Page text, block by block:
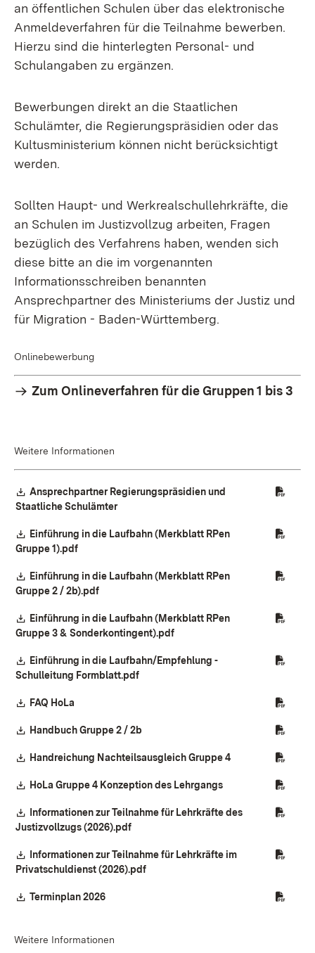
an öffentlichen Schulen über das elektronische
Anmeldeverfahren für die Teilnahme bewerben.
Hierzu sind die hinterlegten Personal- und
Schulangaben zu ergänzen.
Bewerbungen direkt an die Staatlichen
Schulämter, die Regierungspräsidien oder das
Kultusministerium können nicht berücksichtigt
werden.
Sollten Haupt- und Werkrealschullehrkräfte, die
an Schulen im Justizvollzug arbeiten, Fragen
bezüglich des Verfahrens haben, wenden sich
diese bitte an die im vorgenannten
Informationsschreiben benannten
Ansprechpartner des Ministeriums der Justiz und
für Migration - Baden-Württemberg.
Onlinebewerbung
Zum Onlineverfahren für die Gruppen 1 bis 3
Weitere Informationen
Download:
Ansprechpartner Regierungspräsidien und
Staatliche Schulämter(Öffnet in neuem Fenster)
Download:
Einführung in die Laufbahn (Merkblatt RPen
Gruppe 1).pdf
Download:
Einführung in die Laufbahn (Merkblatt RPen
Gruppe 2 / 2b).pdf
Download:
Einführung in die Laufbahn (Merkblatt RPen
Gruppe 3 & Sonderkontingent).pdf
Download:
Einführung in die Laufbahn/Empfehlung -
Schulleitung Formblatt.pdf
Download:
FAQ HoLa
Download:
Handbuch Gruppe 2 / 2b
Download:
Handreichung Nachteilsausgleich Gruppe 4(Öffnet in neuem
Download:
HoLa Gruppe 4 Konzeption des Lehrgangs(Öffnet in neuem
Download:
Informationen zur Teilnahme für Lehrkräfte des
Justizvollzugs (2026).pdf
Download:
Informationen zur Teilnahme für Lehrkräfte im
Privatschuldienst (2026).pdf
Download:
Terminplan 2026(Öffnet in neuem Fenster)
Weitere Informationen